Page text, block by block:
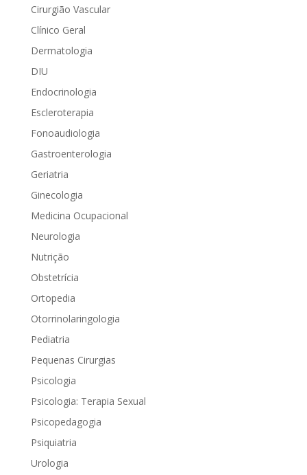
Cirurgião Vascular
Clínico Geral
Dermatologia
DIU
Endocrinologia
Escleroterapia
Fonoaudiologia
Gastroenterologia
Geriatria
Ginecologia
Medicina Ocupacional
Neurologia
Nutrição
Obstetrícia
Ortopedia
Otorrinolaringologia
Pediatria
Pequenas Cirurgias
Psicologia
Psicologia: Terapia Sexual
Psicopedagogia
Psiquiatria
Urologia